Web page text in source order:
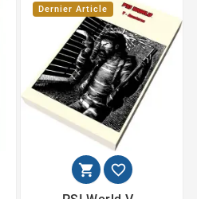
Dernier Article
 